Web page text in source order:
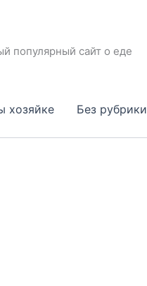
популярный сайт о еде
хозяйке Без рубрики